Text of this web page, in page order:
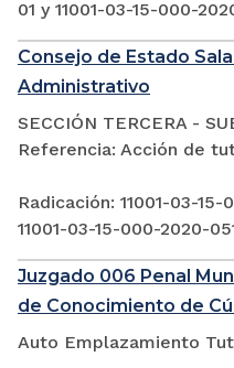
01 y 11001-03-15-000-
Consejo de Estado
Administrativo
SECCIÓN TERCERA -
Referencia: Acción de
Radicación: 11001-03-
11001-03-15-000-2020-
Juzgado 006 Penal
de Conocimiento de
Auto Emplazamiento